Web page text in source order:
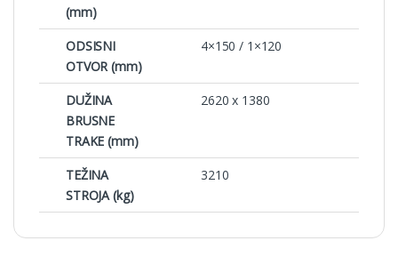
(mm)
ODSISNI
OTVOR (mm)
4×150 / 1×120
DUŽINA
BRUSNE
TRAKE (mm)
2620 x 1380
TEŽINA
STROJA (kg)
3210